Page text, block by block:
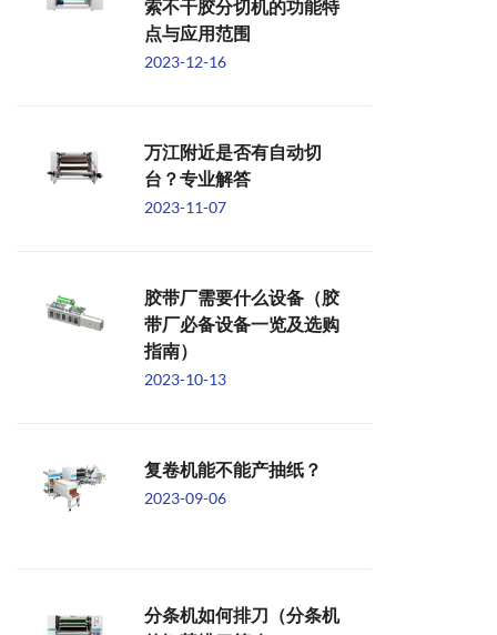
索不干胶分切机的功能特
点与应用范围
2023-12-16
万江附近是否有自动切
台？专业解答
2023-11-07
胶带厂需要什么设备（胶
带厂必备设备一览及选购
指南）
2023-10-13
复卷机能不能产抽纸？
2023-09-06
分条机如何排刀（分条机